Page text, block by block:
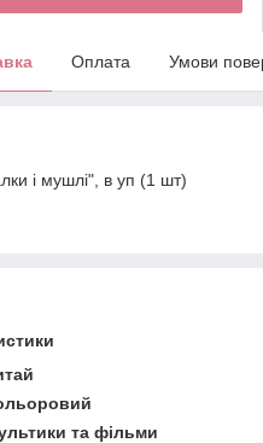
Оплата Умови
і мушлі", в уп (1 шт)
та фільми